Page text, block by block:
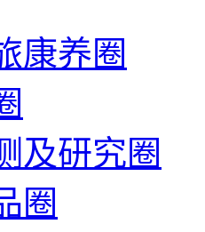
康养圈
及研究圈
圈